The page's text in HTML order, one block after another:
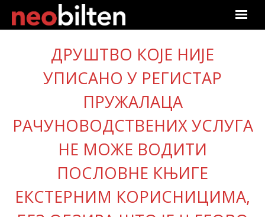
Почетна
Претрага
Подаци
О нама
ДРУШТВО КОЈЕ НИЈЕ
УПИСАНО У РЕГИСТАР
ПРУЖАЛАЦА
РАЧУНОВОДСТВЕНИХ УСЛУГА
НЕ МОЖЕ ВОДИТИ
ПОСЛОВНЕ КЊИГЕ
ЕКСТЕРНИМ КОРИСНИЦИМА,